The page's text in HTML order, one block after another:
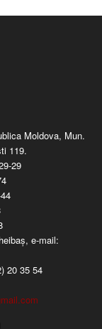
Moldova, Mun.
119.
29
e-mail:
20 35 54